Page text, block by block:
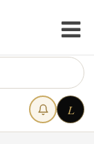
L